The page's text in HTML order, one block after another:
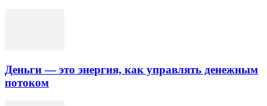
Деньги — это энергия, как управлять денежным
потоком